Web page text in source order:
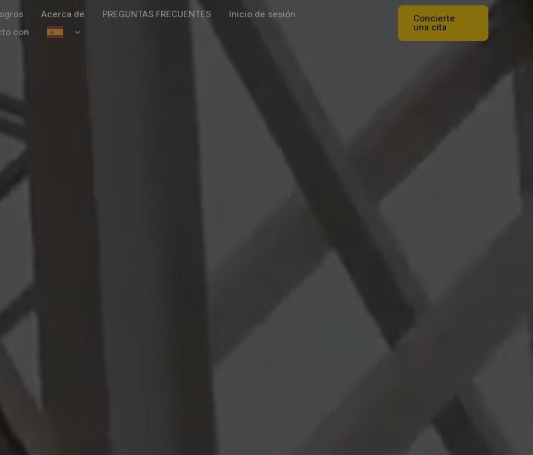
Acerca de PREGUNTAS FRECUENTES
Inicio de sesión
con
Concierte
una cita